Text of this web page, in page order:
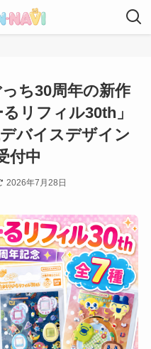
っち30周年の新作
リフィル30th」
バイスデザイン
付中
2026年7月28日